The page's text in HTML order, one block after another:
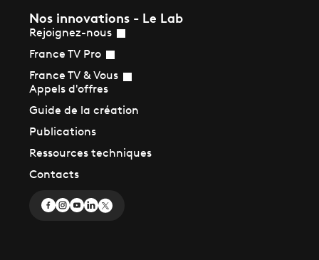
Nos innovations - Le Lab
Rejoignez-nous
France TV Pro
France TV & Vous
Appels d'offres
Guide de la création
Publications
Ressources techniques
Contacts